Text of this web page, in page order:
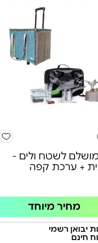
לשטח ולים -
+ ערכת קפה
מחיר מיוחד
יבואן רשמי
חינם